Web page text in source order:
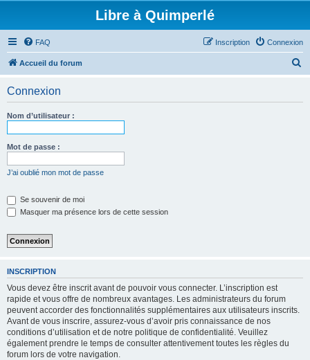
Libre à Quimperlé
FAQ Connexion
Inscription
Accueil du forum
Connexion
Nom d’utilisateur :
Mot de passe :
J’ai oublié mon mot de passe
Se souvenir de moi
Masquer ma présence lors de cette session
INSCRIPTION
Vous devez être inscrit avant de pouvoir vous connecter. L’inscription est
rapide et vous offre de nombreux avantages. Les administrateurs du forum
peuvent accorder des fonctionnalités supplémentaires aux utilisateurs inscrits.
Avant de vous inscrire, assurez-vous d’avoir pris connaissance de nos
conditions d’utilisation et de notre politique de confidentialité. Veuillez
également prendre le temps de consulter attentivement toutes les règles du
forum lors de votre navigation.